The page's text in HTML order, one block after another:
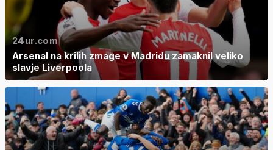
24ur.com
Arsenal na krilih zmage v Madridu zamaknil veliko
slavje Liverpoola